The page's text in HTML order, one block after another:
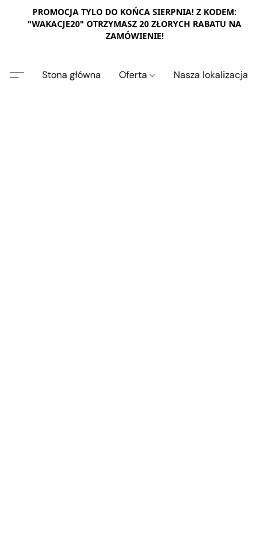
PROMOCJA TYLO DO KOŃCA SIERPNIA! Z KODEM:
"WAKACJE20" OTRZYMASZ 20 ZŁORYCH RABATU NA
ZAMÓWIENIE!
Stona główna Oferta Nasza lokalizacja